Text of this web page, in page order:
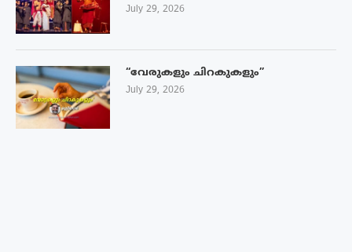
July 29, 2026
“വേരുകളും ചിറകുകളും”
July 29, 2026